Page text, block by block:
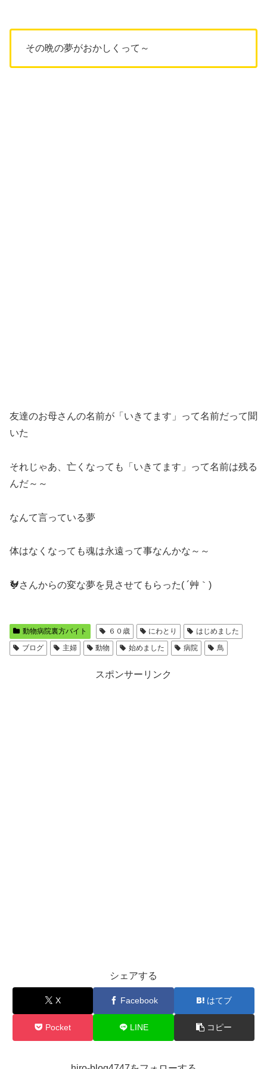
その晩の夢がおかしくって～
友達のお母さんの名前が「いきてます」って名前だって聞
いた
それじゃあ、亡くなっても「いきてます」って名前は残る
んだ～～
なんて言っている夢
体はなくなっても魂は永遠って事なんかな～～
🐓さんからの変な夢を見させてもらった( ´艸｀ )
動物病院裏方バイト ６０歳 にわとり
はじめました
ブログ
主婦 動物 始めました 病院 鳥
スポンサーリンク
シェアする
X Facebook はてブ
Pocket LINE コピー